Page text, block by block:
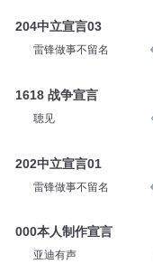
204中立宣言03
雷锋做事不留名
1618 战争宣言
聴见
202中立宣言01
雷锋做事不留名
000本人制作宣言
亚迪有声